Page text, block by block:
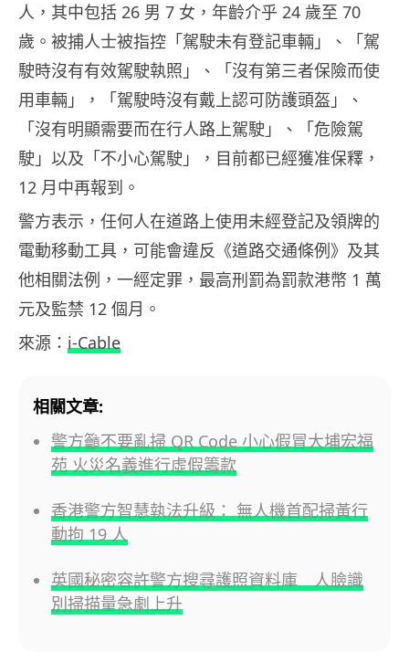
人，其中包括 26 男 7 女，年齡介乎 24 歲至 70
歲。被捕人士被指控「駕駛未有登記車輛」、「駕
駛時沒有有效駕駛執照」、「沒有第三者保險而使
用車輛」，「駕駛時沒有戴上認可防護頭盔」、
「沒有明顯需要而在行人路上駕駛」、「危險駕
駛」以及「不小心駕駛」，目前都已經獲准保釋，
12 月中再報到。
警方表示，任何人在道路上使用未經登記及領牌的
電動移動工具，可能會違反《道路交通條例》及其
他相關法例，一經定罪，最高刑罰為罰款港幣 1 萬
元及監禁 12 個月。
來源： i-Cable
相關文章:
警方籲不要亂掃 QR Code 小心假冒大埔宏福
苑 火災名義進行虛假籌款
香港警方智慧執法升級： 無人機首配掃黃行
動拘 19 人
英國秘密容許警方搜尋護照資料庫 人臉識
別掃描量急劇上升